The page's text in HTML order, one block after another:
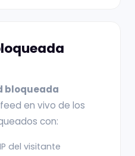
bloqueada
en vivo de los
con:
del visitante